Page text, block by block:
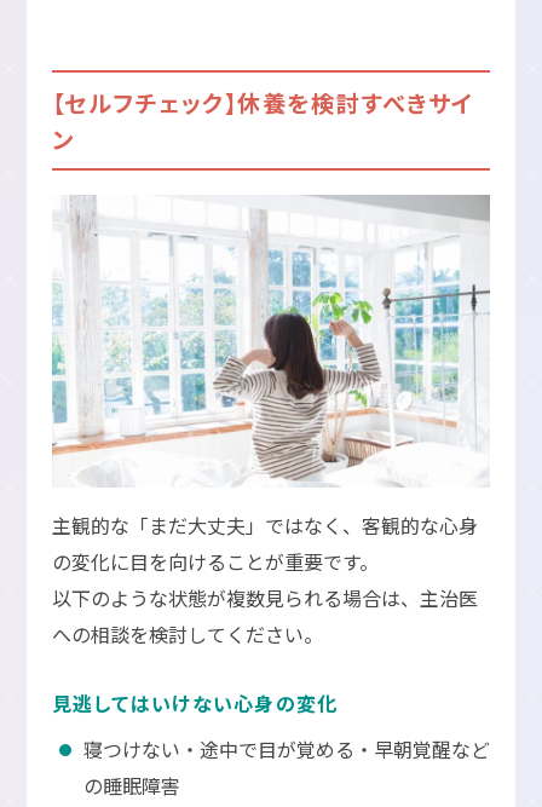
【セルフチェック】休養を検討すべきサイ
ン
主観的な「まだ大丈夫」ではなく、客観的な心身
の変化に目を向けることが重要です。
以下のような状態が複数見られる場合は、主治医
への相談を検討してください。
見逃してはいけない心身の変化
寝つけない・途中で目が覚める・早朝覚醒など
の睡眠障害